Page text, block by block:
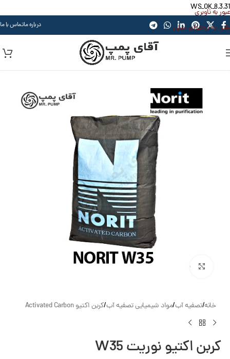
WS_OK_8.3.31
عبور به ناوبری
رفتن به محتوای اصلی
درباره ماتماس با ما
بزرگنمایی تصویر
خانه/تصفیه آب/مواد شیمیایی تصفیه آب/کربن اکتیو Activated Carbon
کربن اکتیو نوریت W35